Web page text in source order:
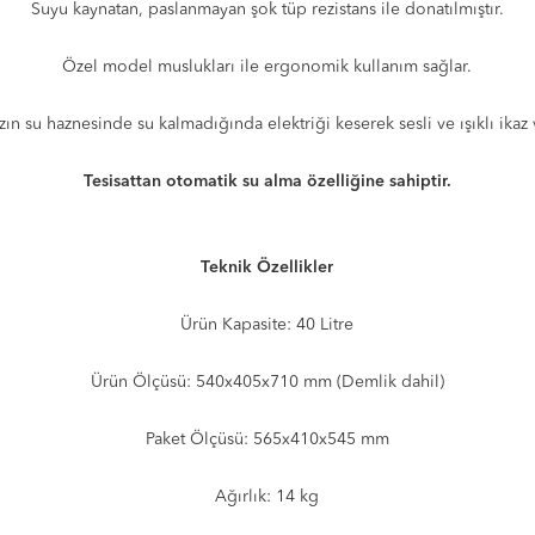
Suyu kaynatan, paslanmayan şok tüp rezistans ile donatılmıştır.
Özel model muslukları ile ergonomik kullanım sağlar.
su haznesinde su kalmadığında elektriği keserek sesli ve ışıklı ikaz
Tesisattan otomatik su alma özelliğine sahiptir.
Teknik Özellikler
Ürün Kapasite: 40 Litre
Ürün Ölçüsü: 540x405x710 mm (Demlik dahil)
Paket Ölçüsü: 565x410x545 mm
Ağırlık: 14 kg